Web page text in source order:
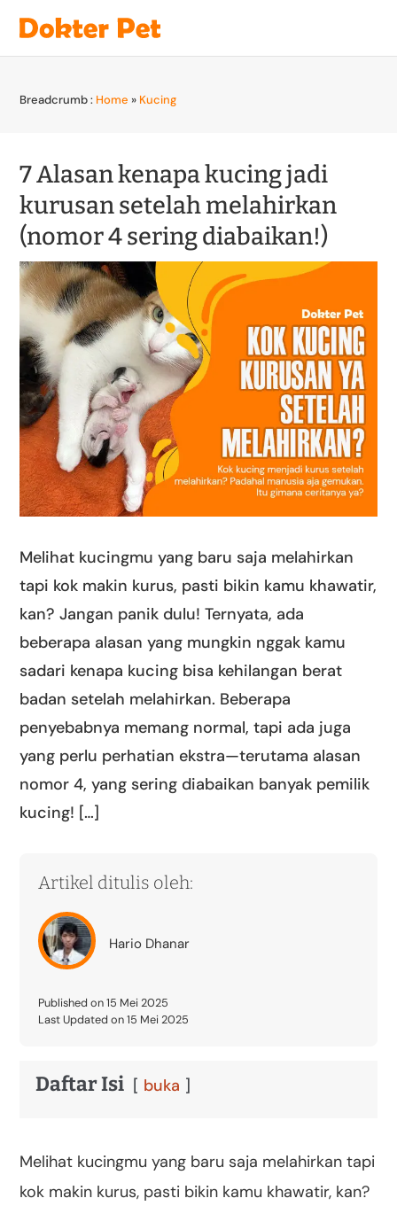
Breadcrumb : Home » Kucing
7 Alasan kenapa kucing jadi
kurusan setelah melahirkan
(nomor 4 sering diabaikan!)
Melihat kucingmu yang baru saja melahirkan
tapi kok makin kurus, pasti bikin kamu khawatir,
kan? Jangan panik dulu! Ternyata, ada
beberapa alasan yang mungkin nggak kamu
sadari kenapa kucing bisa kehilangan berat
badan setelah melahirkan. Beberapa
penyebabnya memang normal, tapi ada juga
yang perlu perhatian ekstra—terutama alasan
nomor 4, yang sering diabaikan banyak pemilik
kucing! […]
Artikel ditulis oleh:
Hario Dhanar
Published on 15 Mei 2025
Last Updated on 15 Mei 2025
Daftar Isi buka
Melihat kucingmu yang baru saja melahirkan tapi
kok makin kurus, pasti bikin kamu khawatir, kan?